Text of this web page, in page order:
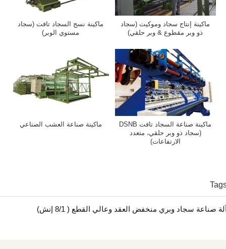
ماكينة إنتاج سجاد وموكيت (سجاد
ذو وبر مقطوع & وبر حلقي)
ماكينة نسج السجاد تافت (سجاد
مستوي الوبر)
ماكينة صناعة السجاد تافت DSNB
(سجاد ذو وبر حلقي، متعدد
الارتفاعات)
ماكينة صناعة العشب الصناعي
صناعة سجاد وبري منخفض العقد وعالي القطع ( 8/1 إنش)